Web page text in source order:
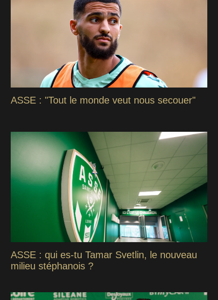
ASSE : "Tout le monde veut nous secouer"
ASSE : qui es-tu Tamar Svetlin, le nouveau
milieu stéphanois ?